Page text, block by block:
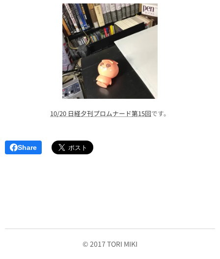
10/20 日経夕刊プロムナード第15回です。
Share
© 2017 TORI MIKI